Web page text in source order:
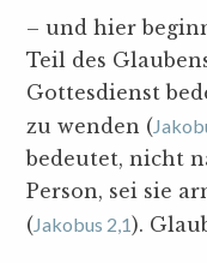
– und hier
Teil des
Gottesdienst
zu wenden (
bedeutet, nicht
Person, sei sie
(Jakobus 2,1).